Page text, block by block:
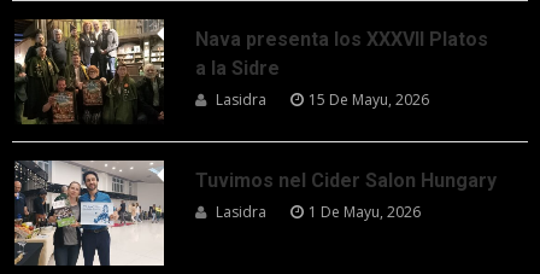
Nava presenta los XXXVII Platos
a la Sidre
Lasidra 15 De Mayu, 2026
Tuvimos nel Cider Salon Hungary
Lasidra 1 De Mayu, 2026